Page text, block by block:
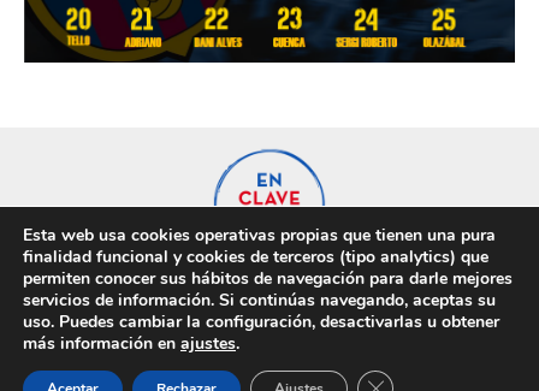
Privacidad Cookies
Esta web usa cookies operativas propias que tienen una pura
finalidad funcional y cookies de terceros (tipo analytics) que
permiten conocer sus hábitos de navegación para darle mejores
servicios de información. Si continúas navegando, aceptas su
uso. Puedes cambiar la configuración, desactivarlas u obtener
más información en ajustes.
Cerrar el banner de